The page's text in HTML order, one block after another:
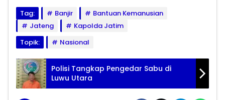
Tag: Banjir
Bantuan Kemanusian
Jateng
Kapolda Jatim
Topik:
Nasional
Polisi Tangkap Pengedar Sabu di
Luwu Utara